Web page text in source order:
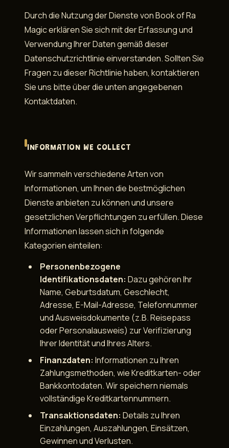
Durch die Nutzung der Dienste von Book of Ra
Magic erklären Sie sich mit der Erfassung und
Verwendung Ihrer Daten gemäß dieser
Datenschutzrichtlinie einverstanden. Sollten Sie
Fragen zu dieser Richtlinie haben, kontaktieren
Sie uns bitte über die unten angegebenen
Kontaktdaten.
INFORMATION WE COLLECT
Wir sammeln verschiedene Arten von
Informationen, um Ihnen die bestmöglichen
Dienste anbieten zu können und unsere
gesetzlichen Verpflichtungen zu erfüllen. Diese
Informationen lassen sich in folgende
Kategorien einteilen:
Personenbezogene
Identifikationsdaten: Dazu gehören Ihr
Name, Geburtsdatum, Geschlecht,
Adresse, E-Mail-Adresse, Telefonnummer
und Ausweisdokumente (z.B. Reisepass
oder Personalausweis) zur Verifizierung
Ihrer Identität und Ihres Alters.
Finanzdaten: Informationen zu Ihren
Zahlungsmethoden, wie Kreditkarten- oder
Bankkontodaten. Wir speichern niemals
vollständige Kreditkartennummern.
Transaktionsdaten: Details zu Ihren
Einzahlungen, Auszahlungen, Einsätzen,
Gewinnen und Verlusten.